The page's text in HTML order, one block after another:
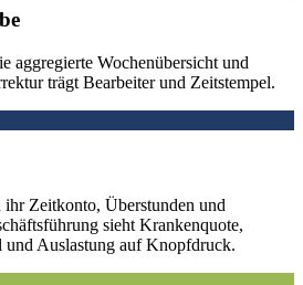
aggregierte Wochenübersicht und
trägt Bearbeiter und Zeitstempel.
ihr Zeitkonto, Überstunden und
sieht Krankenquote,
Auslastung auf Knopfdruck.